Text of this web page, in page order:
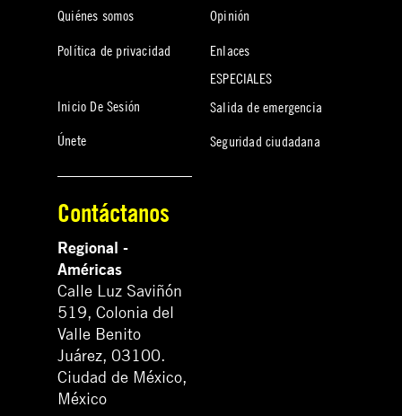
Quiénes somos
Política de privacidad
Inicio De Sesión
Únete
Opinión
Enlaces
ESPECIALES
Salida de emergencia
Seguridad ciudadana
Contáctanos
Regional -
Américas
Calle Luz Saviñón
519, Colonia del
Valle Benito
Juárez, 03100.
Ciudad de México,
México